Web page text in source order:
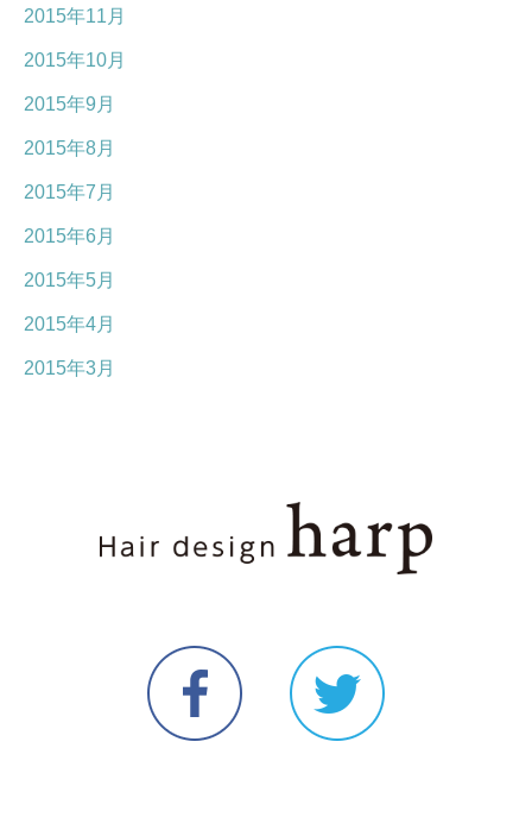
2015年11月
2015年10月
2015年9月
2015年8月
2015年7月
2015年6月
2015年5月
2015年4月
2015年3月